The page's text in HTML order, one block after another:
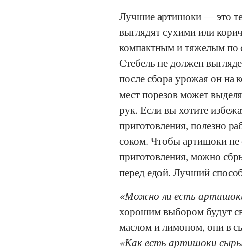
Лучшие артишоки — это
выглядят сухими или
компактным и тяжелым по
Стебель не должен
после сбора урожая он на
мест порезов может
рук. Если вы хотите
приготовления, полезно
соком. Чтобы артишоки не
приготовления, можно
перед едой. Лучший
Можно ли есть
хорошим выбором будут
маслом и лимоном, они в
Как есть артишоки